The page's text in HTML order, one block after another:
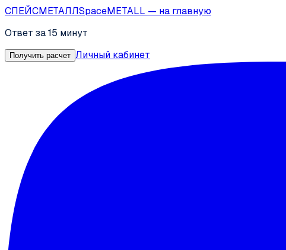
СПЕЙСМЕТАЛЛSpaceMETALL — на главную
Ответ за 15 минут
Получить расчет Личный кабинет